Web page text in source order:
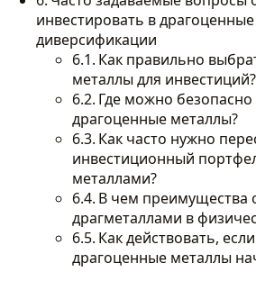
инвестировать в
диверсификации
Как правильно
металлы для инвестиций?
Где можно
драгоценные металлы?
Как часто нужно
инвестиционный
металлами?
В чем преимущества
драгметаллами в
Как действовать,
драгоценные металлы